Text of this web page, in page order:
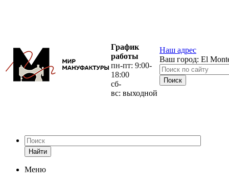
График
работы
пн-пт: 9:00-
18:00
сб-
вс: выходной
Наш адрес
Ваш город: El
Найти
Меню